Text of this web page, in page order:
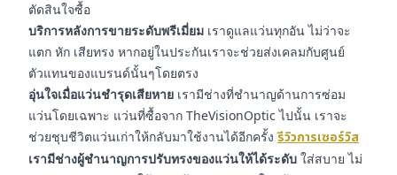
ตัดสินใจซื้อ
บริการหลังการขายระดับพรีเมี่ยม เราดูแลแว่นทุกอัน ไม่ว่าจะ
แตก หัก เสียทรง หากอยู่ในประกันเราจะช่วยส่งเคลมกับศูนย์
ตัวแทนของแบรนด์นั้นๆโดยตรง
อุ่นใจเมื่อแว่นชำรุดเสียหาย เรามีช่างที่ชำนาญด้านการซ่อม
แว่นโดยเฉพาะ แว่นที่ซื้อจาก TheVisionOptic ไปนั้น เราจะ
ช่วยชุบชีวิตแว่นเก่าให้กลับมาใช้งานได้อีกครั้งรีวิวการเซอร์วิส
เรามีช่างผู้ชำนาญการปรับทรงของแว่นให้ได้ระดับ ใส่สบาย ไม่